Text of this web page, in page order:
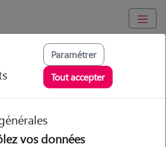
Garonne /Toulouse
laure -
à
Paramétrer
Tout accepter
vos données